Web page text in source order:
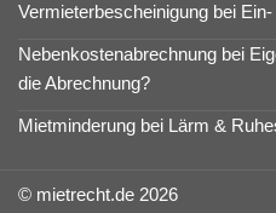
Vermieterbescheinigung bei
Nebenkostenabrechnung bei
die Abrechnung?
Mietminderung bei Lärm &
© mietrecht.de 2026